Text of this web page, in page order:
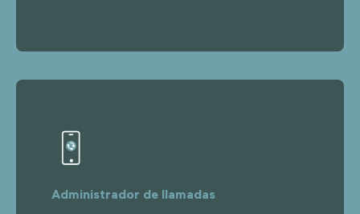
Administrador de llamadas